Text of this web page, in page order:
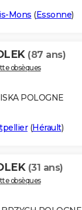
Mons (Essonne)
(87 ans)
obsèques
POLOGNE
(Hérault)
(31 ans)
obsèques